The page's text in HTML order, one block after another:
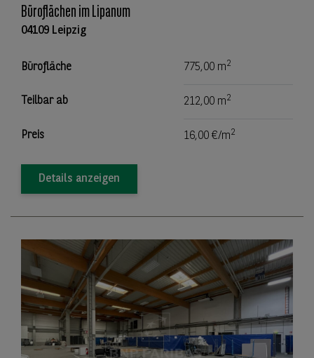
Büroflächen im Lipanum
04109 Leipzig
Bürofläche 775,00 m2
Teilbar ab 212,00 m2
Preis 16,00 €/m2
Details anzeigen